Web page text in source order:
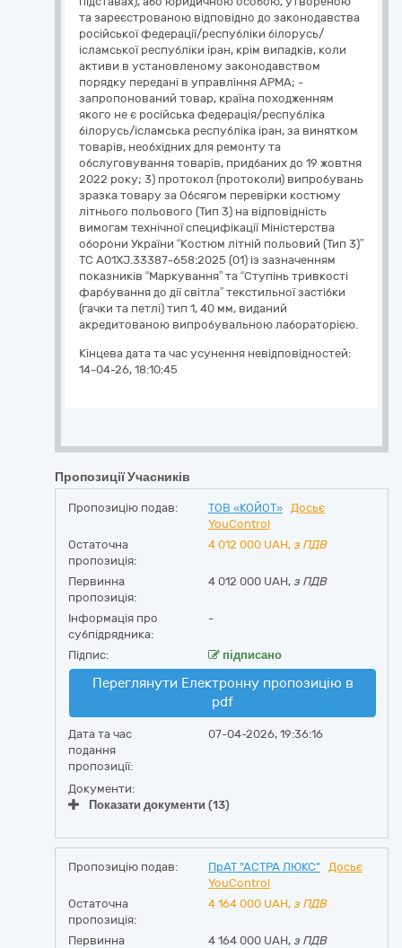
та зареєстрованою відповідно до законодавства
російської федерації/республіки білорусь/
ісламської республіки іран, крім випадків, коли
активи в установленому законодавством
порядку передані в управління АРМА; -
запропонований товар, країна походженням
якого не є російська федерація/республіка
білорусь/ісламська республіка іран, за винятком
товарів, необхідних для ремонту та
обслуговування товарів, придбаних до 19 жовтня
2022 року; 3) протокол (протоколи) випробувань
зразка товару за Обсягом перевірки костюму
літнього польового (Тип 3) на відповідність
вимогам технічної специфікації Міністерства
оборони України “Костюм літній польовий (Тип 3)”
ТС А01ХJ.33387-658:2025 (01) із зазначенням
показників “Маркування” та “Ступінь тривкості
фарбування до дії світла” текстильної застібки
(гачки та петлі) тип 1, 40 мм, виданий
акредитованою випробувальною лабораторією.
Кінцева дата та час усунення невідповідностей:
14-04-26, 18:10:45
Пропозиції Учасників
Пропозицію подав: ТОВ «КОЙОТ»
Досьє
YouControl
Остаточна
пропозиція:
4 012 000 UAH, з ПДВ
Первинна
пропозиція:
4 012 000 UAH, з ПДВ
Інформація про
субпідрядника:
-
Підпис: підписано
Переглянути Електронну пропозицію в
pdf
Дата та час
подання
пропозиції:
07-04-2026, 19:36:16
Документи:
Показати документи (13)
Пропозицію подав: ПрАТ "АСТРА ЛЮКС"
Досьє
YouControl
Остаточна
пропозиція:
4 164 000 UAH, з ПДВ
Первинна
4 164 000 UAH, з ПДВ